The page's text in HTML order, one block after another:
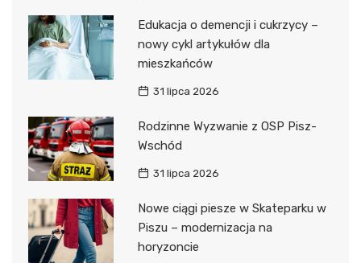
Edukacja o demencji i cukrzycy –
nowy cykl artykułów dla
mieszkańców
31 lipca 2026
Rodzinne Wyzwanie z OSP Pisz-
Wschód
31 lipca 2026
Nowe ciągi piesze w Skateparku w
Piszu – modernizacja na
horyzoncie